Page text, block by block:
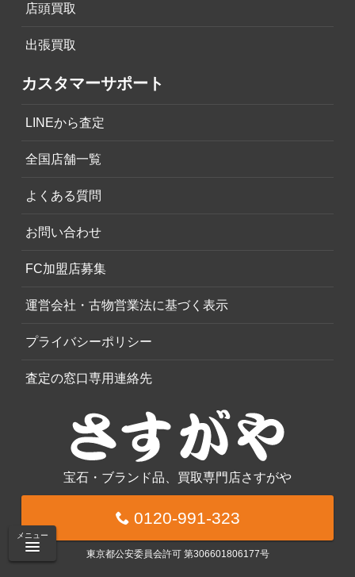
メニュー
店頭買取
出張買取
カスタマーサポート
LINEから査定
全国店舗一覧
よくある質問
お問い合わせ
FC加盟店募集
運営会社・古物営業法に基づく表示
プライバシーポリシー
査定の窓口専用連絡先
宝石・ブランド品、買取専門店さすがや
0120-991-323
東京都公安委員会許可 第306601806177号